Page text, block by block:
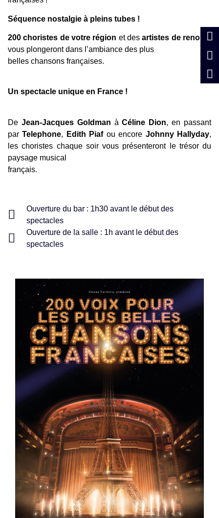
Séquence nostalgie à pleins tubes !
200 choristes de votre région et des artistes de renoms
vous plongeront dans l’ambiance des plus
belles chansons françaises.
Un spectacle unique en France !
De Jean-Jacques Goldman àCéline Dion, en passant
parTelephone, Edith Piafou encore Johnny Hallyday,
les choristes chaque soir vous présenteront le trésor du
paysage musical
français.
Ouverture du bar : 1h30 avant le début des
spectacles
Ouverture de la salle : 1h avant le début des
spectacles